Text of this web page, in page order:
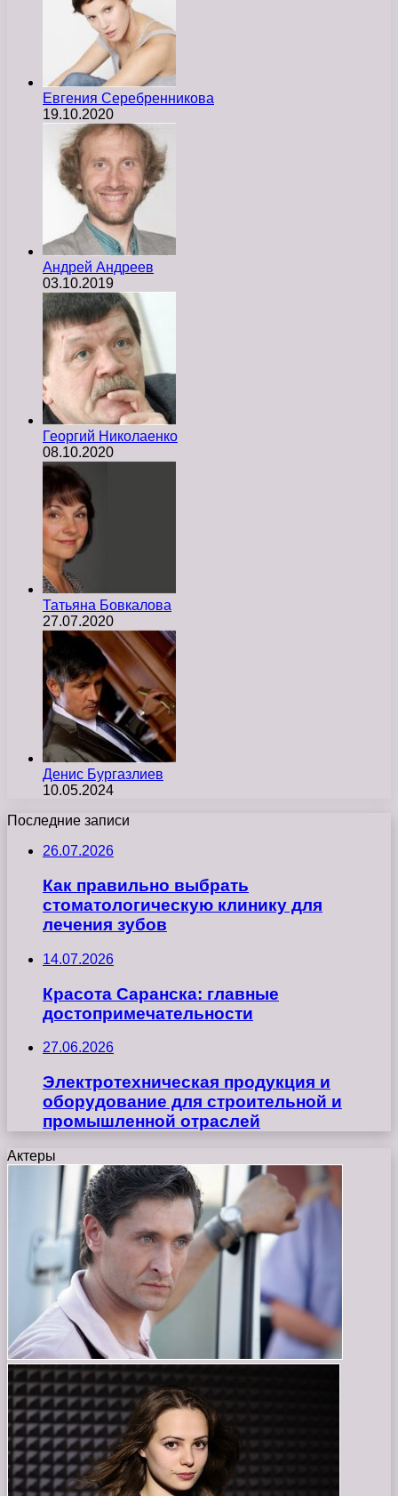
Евгения Серебренникова
19.10.2020
Андрей Андреев
03.10.2019
Георгий Николаенко
08.10.2020
Татьяна Бовкалова
27.07.2020
Денис Бургазлиев
10.05.2024
Последние записи
26.07.2026
Как правильно выбрать
стоматологическую клинику для
лечения зубов
14.07.2026
Красота Саранска: главные
достопримечательности
27.06.2026
Электротехническая продукция и
оборудование для строительной и
промышленной отраслей
Актеры